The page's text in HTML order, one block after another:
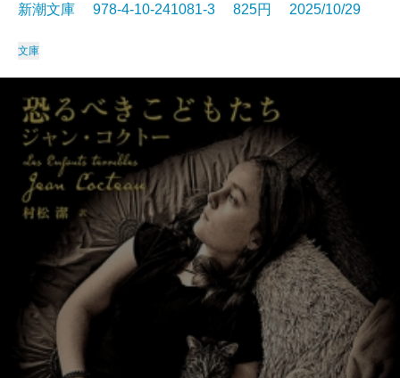
新潮文庫 978-4-10-241081-3 825円 2025/10/29
文庫